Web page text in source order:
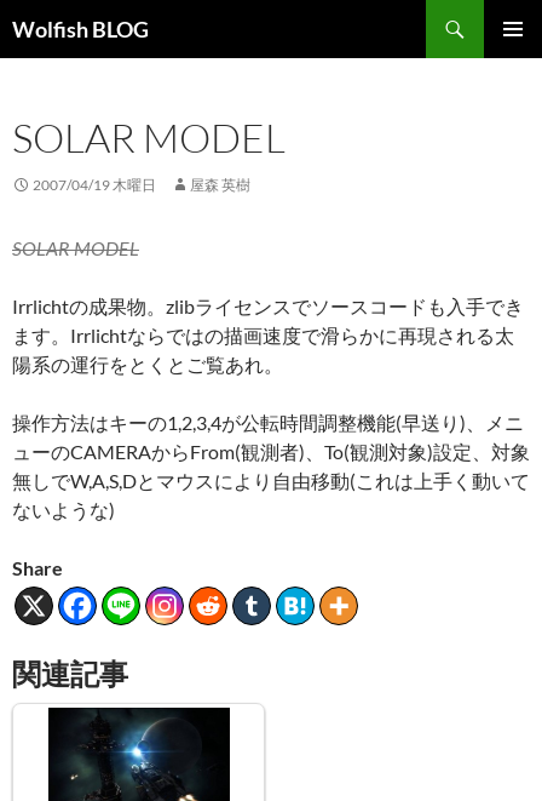
ン
ツ
へ
ス
ッ
Wolfish BLOG
索
SOLAR MODEL
2007/04/19 木曜日 屋森 英樹
SOLAR MODEL
Irrlichtの成果物。zlibライセンスでソースコードも入手でき
ます。Irrlichtならではの描画速度で滑らかに再現される太
陽系の運行をとくとご覧あれ。
操作方法はキーの1,2,3,4が公転時間調整機能(早送り)、メニ
ューのCAMERAからFrom(観測者)、To(観測対象)設定、対象
無しでW,A,S,Dとマウスにより自由移動(これは上手く動いて
ないような)
Share
関連記事